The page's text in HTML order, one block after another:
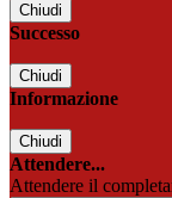
Chiudi
Successo
Chiudi
Informazione
Chiudi
Attendere...
Attendere il